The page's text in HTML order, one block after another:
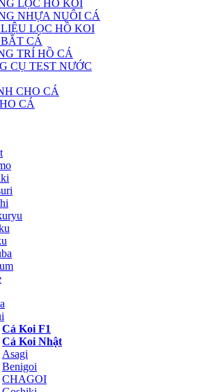
LỌC HỒ KOI
NHỰA NUÔI CÁ
LỌC HỒ KOI
CÁ
TRÍ HỒ CÁ
CỤ TEST NƯỚC
CHO CÁ
CÁ
Cá Koi F1
Cá Koi Nhật
Asagi
Benigoi
CHAGOI